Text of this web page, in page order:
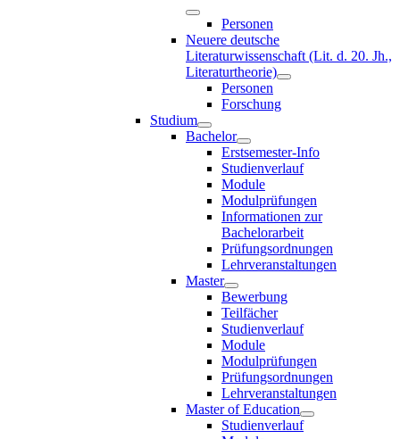
Personen
Neuere deutsche
Literaturwissenschaft (Lit. d. 20. Jh.,
Literaturtheorie)
Personen
Forschung
Studium
Bachelor
Erstsemester-Info
Studienverlauf
Module
Modulprüfungen
Informationen zur
Bachelorarbeit
Prüfungsordnungen
Lehrveranstaltungen
Master
Bewerbung
Teilfächer
Studienverlauf
Module
Modulprüfungen
Prüfungsordnungen
Lehrveranstaltungen
Master of Education
Studienverlauf